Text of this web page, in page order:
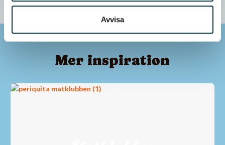
Avvisa
Mer inspiration